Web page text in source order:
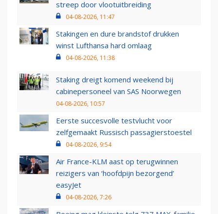
streep door vlootuitbreiding
04-08-2026, 11:47
Stakingen en dure brandstof drukken
winst Lufthansa hard omlaag
04-08-2026, 11:38
Staking dreigt komend weekend bij
cabinepersoneel van SAS Noorwegen
04-08-2026, 10:57
Eerste succesvolle testvlucht voor
zelfgemaakt Russisch passagierstoestel
04-08-2026, 9:54
Air France-KLM aast op terugwinnen
reizigers van ‘hoofdpijn bezorgend’
easyJet
04-08-2026, 7:26